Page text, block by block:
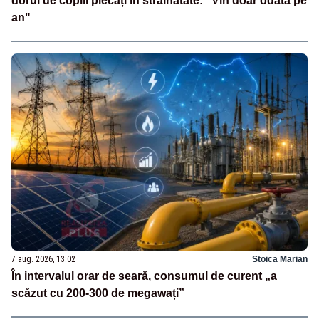
an"
7 aug. 2026, 13:02 Stoica Marian
În intervalul orar de seară, consumul de curent „a
scăzut cu 200-300 de megawați”